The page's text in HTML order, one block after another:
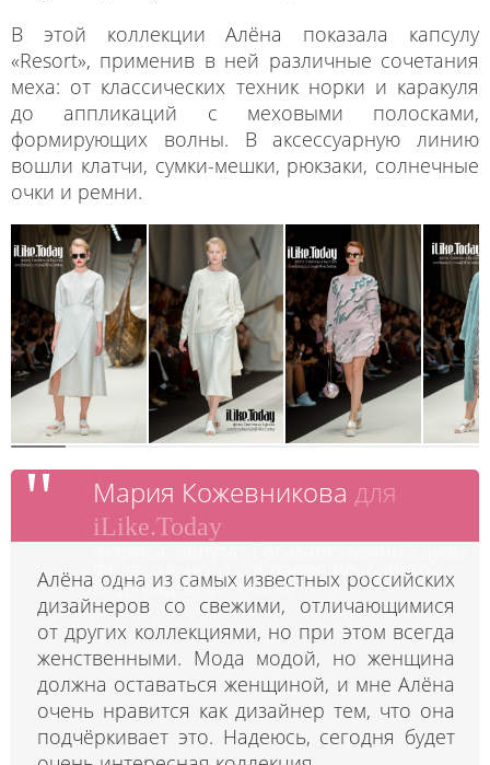
В этой коллекции Алёна показала капсулу
«Resort», применив в ней различные сочетания
меха: от классических техник норки и каракуля
до аппликаций с меховыми полосками,
формирующих волны. В аксессуарную линию
вошли клатчи, сумки-мешки, рюкзаки, солнечные
очки и ремни.
Мария Кожевникова для
iLike.Today
актриса, депутат Государственной думы
Федерального собрания Российской
Федерации VI созыва
Алёна одна из самых известных российских
дизайнеров со свежими, отличающимися
от других коллекциями, но при этом всегда
женственными. Мода модой, но женщина
должна оставаться женщиной, и мне Алёна
очень нравится как дизайнер тем, что она
подчёркивает это. Надеюсь, сегодня будет